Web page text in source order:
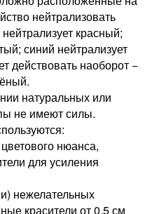
нейтрализовать
красный;
синий нейтрализует
действовать наоборот −
натуральных или
не имеют силы.
нюанса,
для усиления
нежелательных
красители от 0,5 см